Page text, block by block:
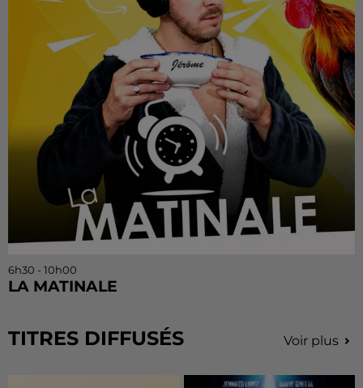
6h30 - 10h00
LA MATINALE
TITRES DIFFUSÉS Voir plus